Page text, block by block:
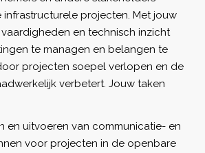
projecten. Met jouw
en technisch inzicht
te managen en belangen te
projecten soepel verlopen en de
verbetert. Jouw taken
en uitvoeren van communicatie- en
voor projecten in de openbare